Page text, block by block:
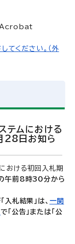
Acrobat
てください。（外
テムにおける
28日お知ら
おける初回入札期
午前8時30分から
札結果」は、 一関
で「公告」または「公